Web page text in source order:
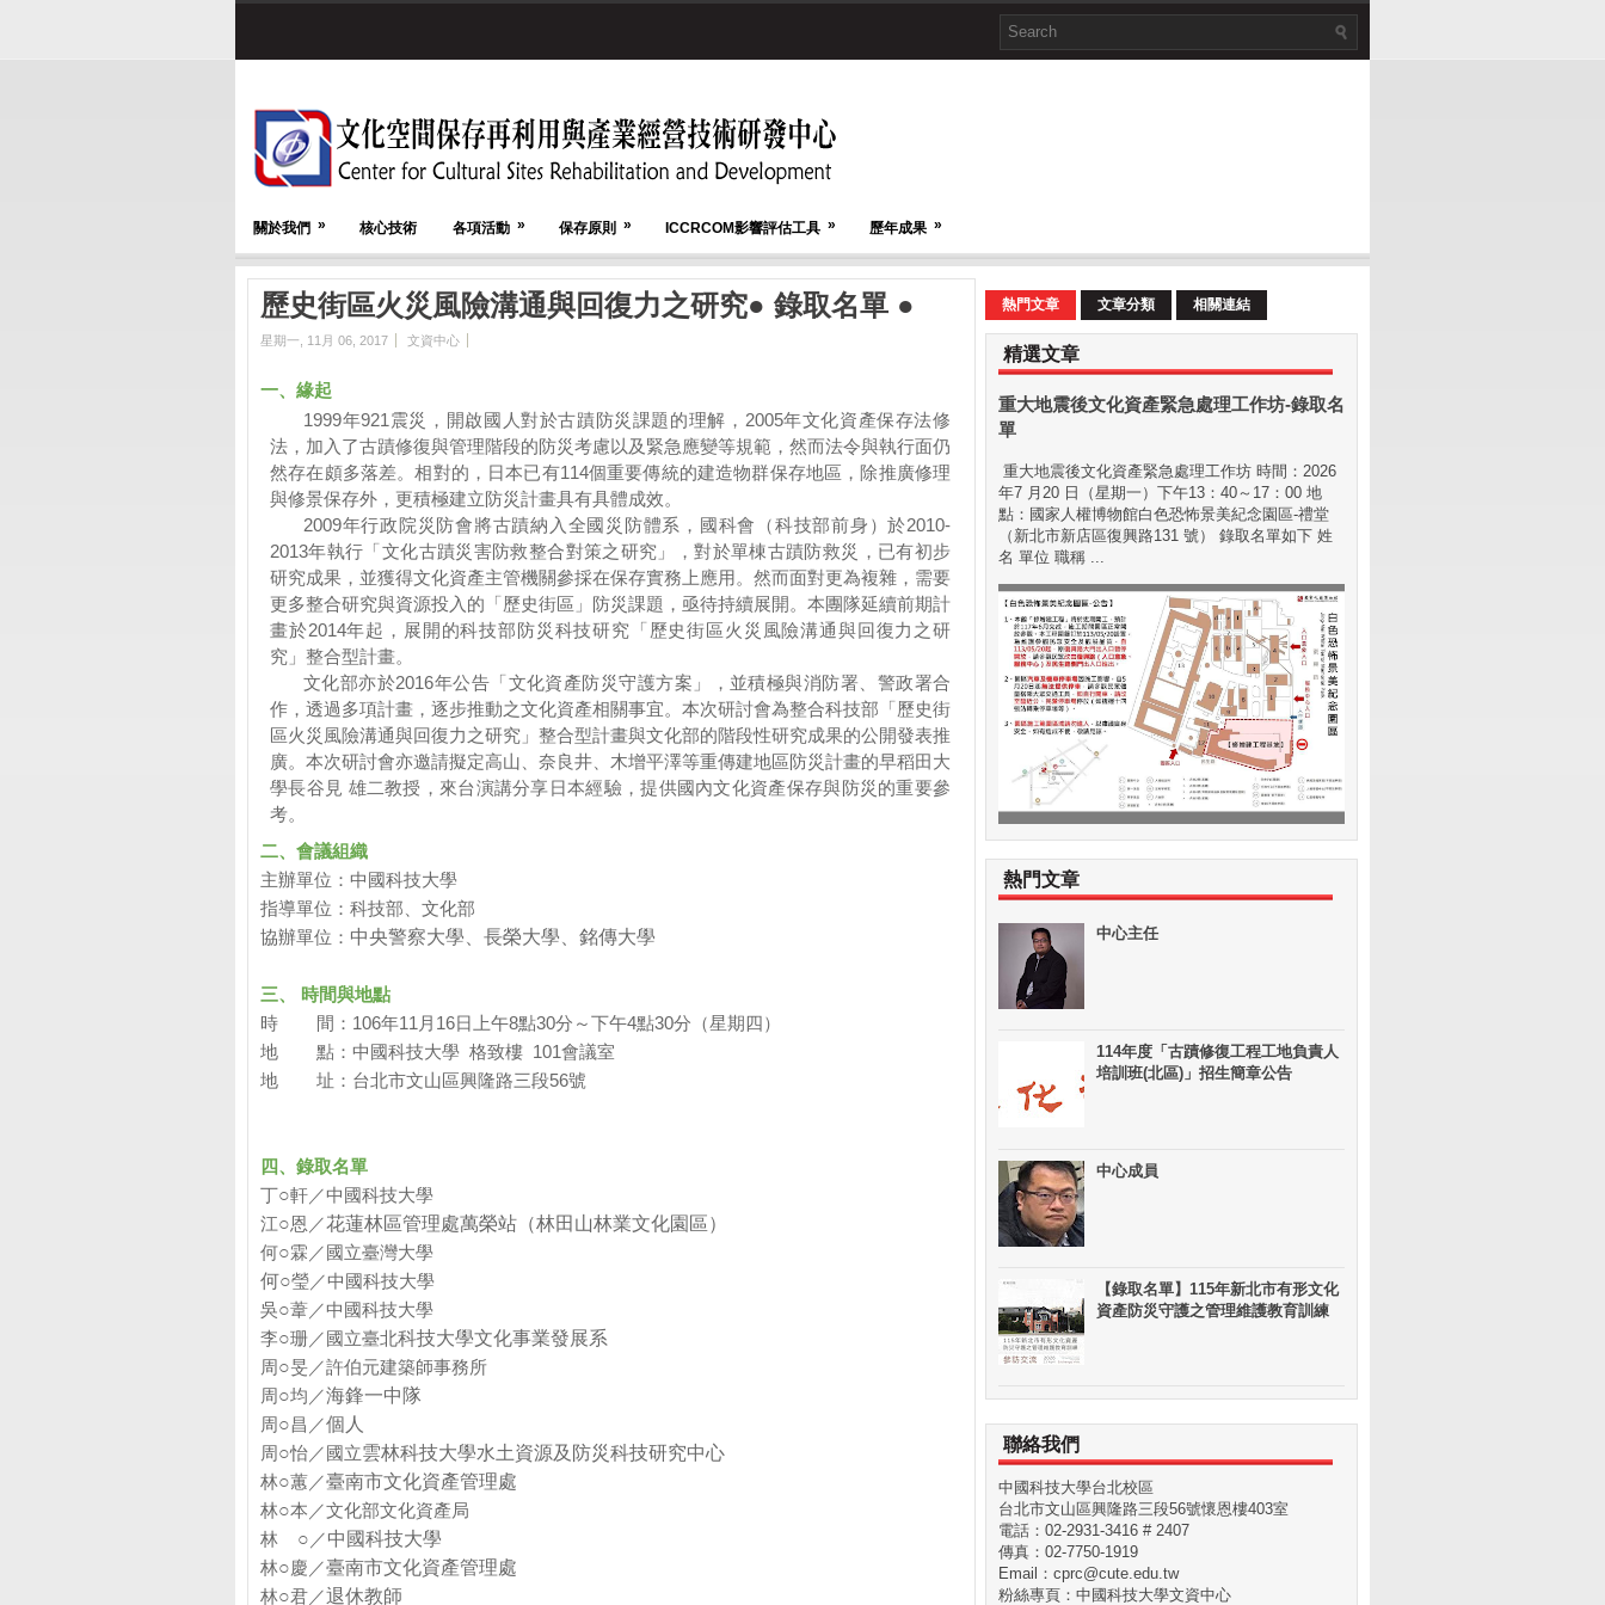
關於我們 » 核心技術 各項活動 » 保存原則 » ICCRCOM影響評估工具 » 歷年成果 »
歷史街區火災風險溝通與回復力之研究● 錄取名單 ●
星期一, 11月 06, 2017 文資中心
一、緣起
1999年921 震災，開啟國人對於古蹟防災課題的理解， 2005年文化資產保存法修
法，加入了古蹟修復與管理階段的防災考慮以及緊急應變等規範，然而法令與執行面仍
然存在頗多落差。相對的，日本已有114個重要傳統的建造物群保存地區，除推廣修理
與修景保存外，更積極建立防災計畫具有具體成效。
2009年行政院災防會將古蹟納入全國災防體系，國科會（科技部前身）於2010-
2013年執行「文化古蹟災害防救整合對策之研究」，對於單棟古蹟防救災，已有初步
研究成果，並獲得文化資產主管機關參採在保存實務上應用。然而面對更為複雜，需要
更多整合研究與資源投入的「歷史街區」防災課題，亟待持續展開。本團隊延續前期計
畫於2014年起，展開的科技部防災科技研究「歷史街區火災風險溝通與回復力之研
究」整合型計畫。
文化部亦於2016年公告「文化資產防災守護方案」，並積極與消防署、警政署合
作，透過多項計畫，逐步推動之文化資產相關事宜。本次研討會為整合科技部「歷史街
區火災風險溝通與回復力之研究」整合型計畫與文化部的階段性研究成果的公開發表推
廣。本次研討會亦邀請擬定高山、奈良井、木增平澤等重傳建地區防災計畫的早稻田大
學長谷見 雄二教授，來台演講分享日本經驗，提供國內文化資產保存與防災的重要參
考。
二、會議組織
主辦單位：中國科技大學
指導單位：科技部、文化部
協辦單位： 中央警察大學、長榮大學、銘傳大學
三、 時間與地點
時 間： 106年11月16日上午8點30分～下午4點30分 （星期四）
地 點：中國科技大學 格致樓 101會議室
地 址：台北市文山區興隆路三段56號
四、錄取名單
丁○軒／中國科技大學
江○恩／花蓮林區管理處萬榮站（林田山林業文化園區）
何○霖／國立臺灣大學
何○瑩／中國科技大學
吳○葦／中國科技大學
李○珊／國立臺北科技大學文化事業發展系
周○旻／許伯元建築師事務所
周○均／海鋒一中隊
周○昌／個人
周○怡／國立雲林科技大學水土資源及防災科技研究中心
林○蕙／臺南市文化資產管理處
林○本／文化部文化資產局
林 ○ ／中國科技大學
林○慶 ／臺南市文化資產管理處
林○君／退休教師
熱門文章 文章分類 相關連結
精選文章
重大地震後文化資產緊急處理工作坊-錄取名
單
重大地震後文化資產緊急處理工作坊 時間：2026
年7 月20 日（星期⼀）下午13：40～17：00 地
點：國家⼈權博物館白色恐怖景美紀念園區-禮堂
（新北市新店區復興路131 號） 錄取名單如下 姓
名 單位 職稱 ...
熱門文章
中心主任
114年度「古蹟修復工程工地負責人
培訓班(北區)」招生簡章公告
中心成員
【錄取名單】115年新北市有形文化
資產防災守護之管理維護教育訓練
聯絡我們
中國科技大學台北校區
台北市文山區興隆路三段56號懷恩樓403室
電話：02-2931-3416 # 2407
傳真：02-7750-1919
Email：cprc@cute.edu.tw
粉絲專頁：中國科技大學文資中心